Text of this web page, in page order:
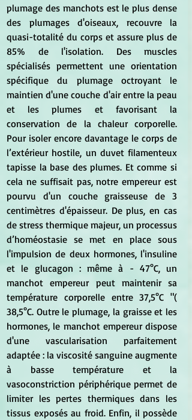
plumage des manchots est le plus dense
des plumages d'oiseaux, recouvre la
quasi-totalité du corps et assure plus de
85% de l'isolation. Des muscles
spécialisés permettent une orientation
spécifique du plumage octroyant le
maintien d'une couche d'air entre la peau
et les plumes et favorisant la
conservation de la chaleur corporelle.
Pour isoler encore davantage le corps de
l’extérieur hostile, un duvet filamenteux
tapisse la base des plumes. Et comme si
cela ne suffisait pas, notre empereur est
pourvu d'un couche graisseuse de 3
centimètres d'épaisseur. De plus, en cas
de stress thermique majeur, un processus
d’homéostasie se met en place sous
l'impulsion de deux hormones, l'insuline
et le glucagon : même à - 47°C, un
manchot empereur peut maintenir sa
température corporelle entre 37,5°C "(
38,5°C. Outre le plumage, la graisse et les
hormones, le manchot empereur dispose
d'une vascularisation parfaitement
adaptée : la viscosité sanguine augmente
à basse température et la
vasoconstriction périphérique permet de
limiter les pertes thermiques dans les
tissus exposés au froid. Enfin, il possède